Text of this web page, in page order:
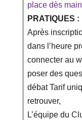
place dès
PRATIQUES :
Après
dans l’heure
connecter au
poser des
débat Tarif
retrouver,
L’équipe du